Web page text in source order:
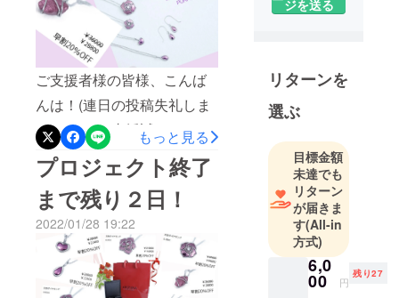
ご支援者様の皆様、こんば
んは！(連日の投稿失礼しま
す、、！)ご支援誠にありが
とうございます！(๑و•̀ω•́)وう
れしい限りです。そしてつ
いにプロジェクト終了まで
残り1日となりました！皆様
のお言葉、そしてご支援に
嬉々たる想いで過ごすこと
もっと見る
プロジェクト終了
まで残り２日！
2022/01/28 19:22
いますの
ればご覧い
ただくこと
もできま
能士がおり
ますので、
ジュエリー
に関する困
りごと、ご
質問があれ
ば気軽にご
相談くださ
ジを送る
リターンを
選ぶ
目標金額
未達でも
リターン
が届きま
す(All-in
方式)
6,0
00 円
残り27